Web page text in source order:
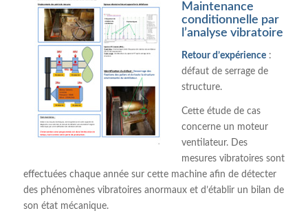
Maintenance
conditionnelle par
l’analyse vibratoire
Retour d’expérience:
défaut de serrage de
structure.
Cette étude de cas
concerne un moteur
ventilateur. Des
mesures vibratoires sont
effectuées chaque année sur cette machine afin de détecter
des phénomènes vibratoires anormaux et d’établir un bilan de
son état mécanique.